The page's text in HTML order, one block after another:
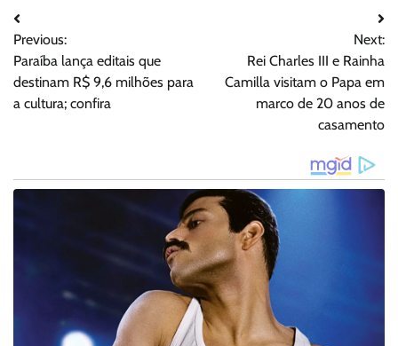
Navegação
de
Post
Previous:
Paraíba lança editais que
destinam R$ 9,6 milhões para
a cultura; confira
Next:
Rei Charles III e Rainha
Camilla visitam o Papa em
marco de 20 anos de
casamento